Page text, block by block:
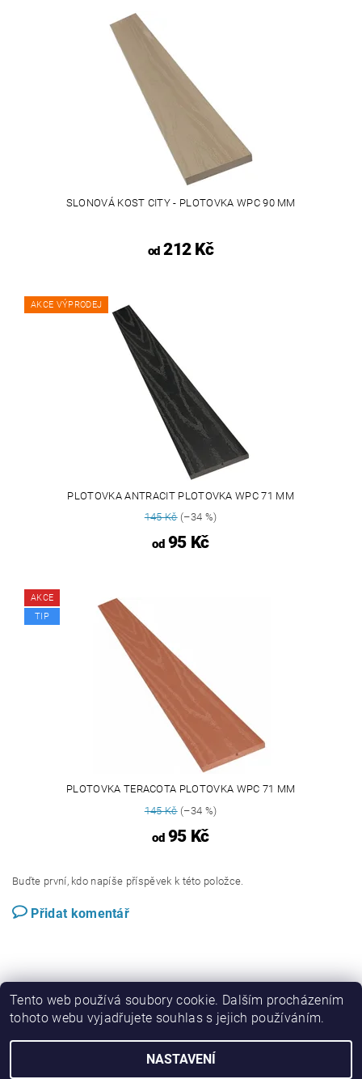
SLONOVÁ KOST CITY - PLOTOVKA WPC 90 MM
od212 Kč
AKCE VÝPRODEJ
PLOTOVKA ANTRACIT PLOTOVKA WPC 71 MM
145 Kč(–34 %)
od95 Kč
AKCE
TIP
PLOTOVKA TERACOTA PLOTOVKA WPC 71 MM
145 Kč(–34 %)
od95 Kč
Buďte první, kdo napíše příspěvek k této položce.
Přidat komentář
Tento web používá soubory cookie. Dalším procházením
tohoto webu vyjadřujete souhlas s jejich používáním.
NASTAVENÍ